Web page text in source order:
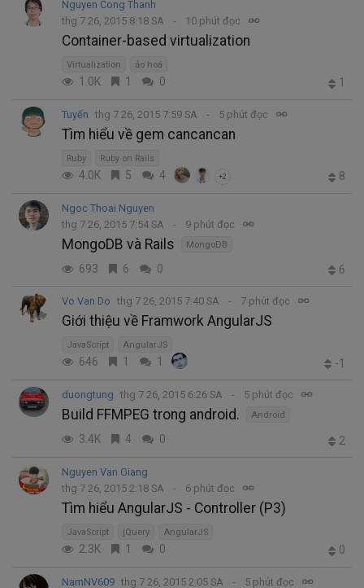
Nguyen Cong Thanh
thg 7 26, 2015 8:18 SA
10 phút đọc
Container-based virtualization
Virtualization ảo hoá
1.0K 1 0 1
Tuyến thg 7 26, 2015 7:59 SA 5 phút đọc
Tìm hiểu về gem cancancan
Ruby Ruby on Rails
4.0K 5 4 +2 8
Ngoc Thoai Nguyen
thg 7 26, 2015 7:54 SA
9 phút đọc
MongoDB và Rails MongoDB
693 6 0 6
Vo Van Do thg 7 26, 2015 7:40 SA 7 phút đọc
Giới thiệu về Framwork AngularJS
JavaScript AngularJS
646 1 1 -1
duongtung thg 7 26, 2015 6:26 SA 5 phút đọc
Build FFMPEG trong android. Android
3.4K 4 0 2
Nguyen Van Giang
thg 7 26, 2015 2:18 SA
6 phút đọc
Tìm hiểu AngularJS - Controller (P3)
JavaScript jQuery AngularJS
2.3K 1 0 0
NamNV609 thg 7 26, 2015 2:05 SA 5 phút đọc